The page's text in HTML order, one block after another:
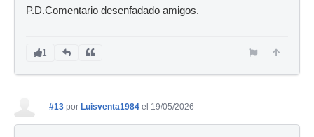
P.D.Comentario desenfadado amigos.
1
#13 por Luisventa1984 el 19/05/2026